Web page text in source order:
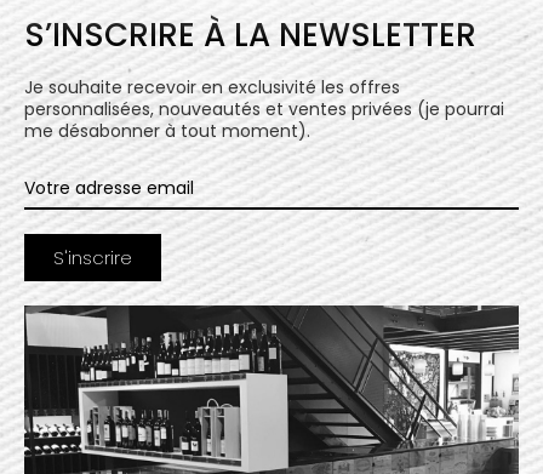
S’INSCRIRE À LA NEWSLETTER
Je souhaite recevoir en exclusivité les offres
personnalisées, nouveautés et ventes privées (je pourrai
me désabonner à tout moment).